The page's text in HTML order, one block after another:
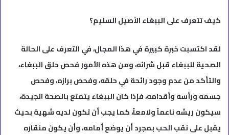
كيف تتعرف على الببغاء الأصيل السليم؟
لقد اكتسبت خبرة كبيرة في هذا المجال، في التعرف على الحالة
الصحية للببغاء قبل شرائه، ومن هذه الأمور فحص حلق الببغاء،
والتأكد من عدم وجود رائحة في حلقه، وفحص برازه، وفحص
جسمه ورأسه وأقدامه، فإذا كان الببغاء يتمتع بالصحة الجيدة،
سيكون ريشه ناعماً ولامعاً، كما يجب أن تكون لديه شهية بحيث
يقبل على نقب الحب بمجرد أن يوضع أمامه، وأن يكون منقاره